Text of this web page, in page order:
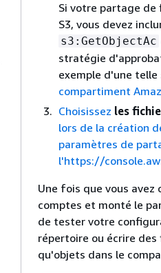
Si votre partage
S3, vous devez
s3:GetObjectAc
stratégie
exemple d'une
compartiment
Choisissez les
lors de la création
paramètres de
l'https://
Une fois que vous
comptes et monté le
de tester votre
répertoire ou écrire
qu'objets dans le